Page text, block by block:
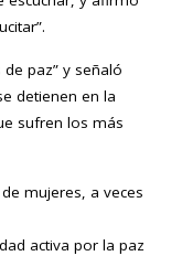
paz” y señaló
detienen en la
sufren los más
mujeres, a veces
activa por la paz